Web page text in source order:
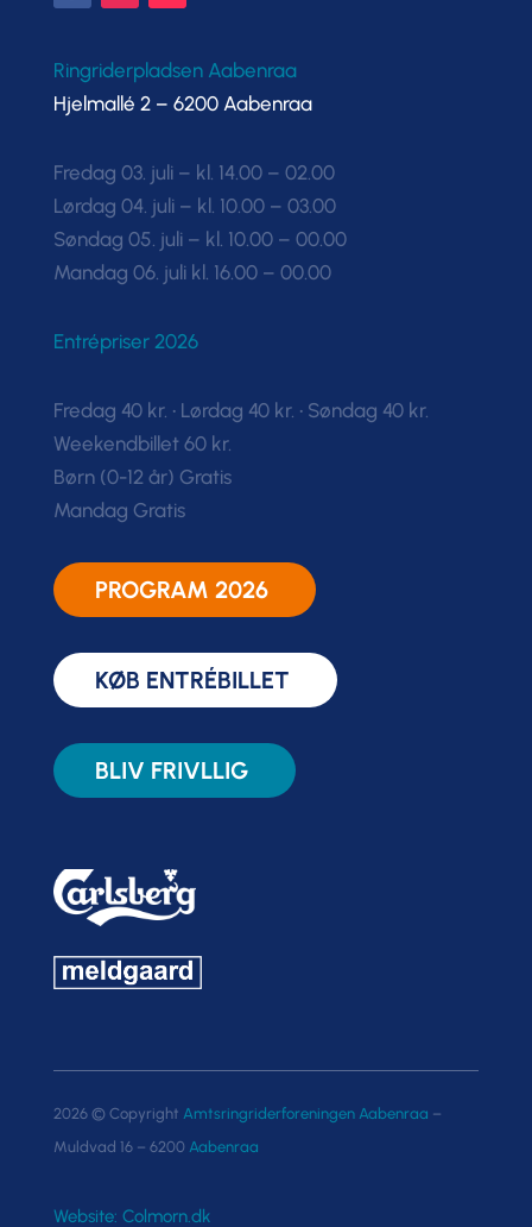
Ringriderpladsen Aabenraa
Hjelmallé 2 – 6200 Aabenraa
Fredag 03. juli – kl. 14.00 – 02.00
Lørdag 04. juli – kl. 10.00 – 03.00
Søndag 05. juli – kl. 10.00 – 00.00
Mandag 06. juli kl. 16.00 – 00.00
Entrépriser 2026
Fredag 40 kr. • Lørdag 40 kr. • Søndag 40 kr.
Weekendbillet 60 kr.
Børn (0-12 år) Gratis
Mandag Gratis
PROGRAM 2026
KØB ENTRÉBILLET
BLIV FRIVLLIG
2026 © Copyright Amtsringriderforeningen Aabenraa –
Muldvad 16 – 6200 Aabenraa
Website: Colmorn.dk